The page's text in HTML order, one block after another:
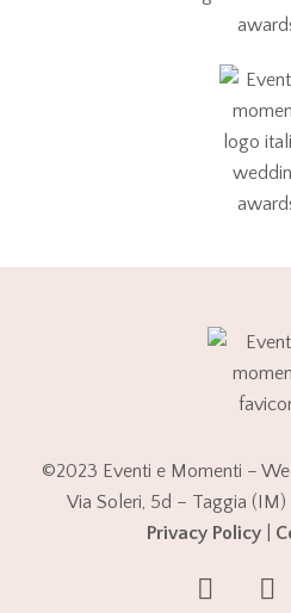
©2023 Eventi e Momenti –
Via Soleri, 5d – Taggia
Privacy Policy